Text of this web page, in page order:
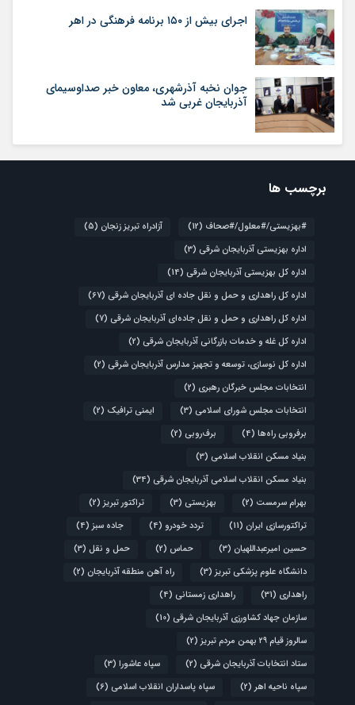
اجرای بیش از ۱۵۰ برنامه فرهنگی در اهر
جوان نخبه آذرشهری، معاون خبر صداوسیمای
آذربایجان غربی شد
برچسب ها
#بهزیستی/#معلول/#صحاف (12) آزادراه تبریز زنجان (5)
اداره بهزیستی آذربایجان شرقی (3)
اداره کل بهزیستی آذربایجان شرقی (14)
اداره کل راهداری و حمل و نقل جاده ای آذربایجان شرقی (67)
اداره کل راهداری و حمل و نقل جاده‌ای آذربایجان شرقی (7)
اداره کل غله و خدمات بازرگانی آذربایجان شرقی (2)
اداره کل نوسازی، توسعه و تجهیز مدارس آذربایجان شرقی (2)
انتخابات مجلس خبرگان رهبری (2)
انتخابات مجلس شورای اسلامی (3) ایمنی ترافیک (2)
برفروبی راه‌ها (4) برف‌روبی (2)
بنیاد مسکن انقلاب اسلامی (3)
بنیاد مسکن انقلاب اسلامی آذربایجان شرقی (34)
بهرام سرمست (2) بهزیستی (3) تراکتور تبریز (2)
تراکتورسازی ایران (11) تردد خودرو (4) جاده سبز (4)
حسین امیرعبداللهیان (3) حماس (2) حمل و نقل (3)
دانشگاه علوم پزشکی تبریز (3) راه آهن منطقه آذربایجان (2)
راهداری (31) راهداری زمستانی (4)
سازمان جهاد کشاورزی آذربایجان شرقی (10)
سالروز قیام ۲۹ بهمن مردم تبریز
(2)
ستاد انتخابات آذربایجان شرقی (2) سپاه عاشورا (3)
سپاه ناحیه اهر (2) سپاه پاسداران انقلاب اسلامی (6)